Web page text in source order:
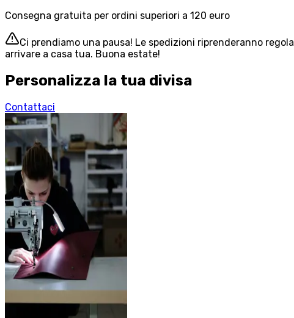
Consegna gratuita per ordini superiori a 120 euro
Ci prendiamo una pausa! Le spedizioni riprenderanno
arrivare a casa tua. Buona estate!
Personalizza la tua divisa
Contattaci